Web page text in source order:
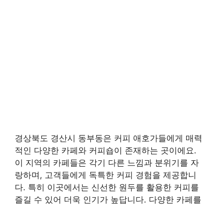
경상북도 경산시 동부동은 커피 애호가들에게 매력
적인 다양한 카페와 커피숍이 존재하는 곳이에요.
이 지역의 카페들은 각기 다른 느낌과 분위기를 자
랑하며, 고객들에게 독특한 커피 경험을 제공합니
다. 특히 이곳에서는 신선한 원두를 활용한 커피를
즐길 수 있어 더욱 인기가 높답니다. 다양한 카페를